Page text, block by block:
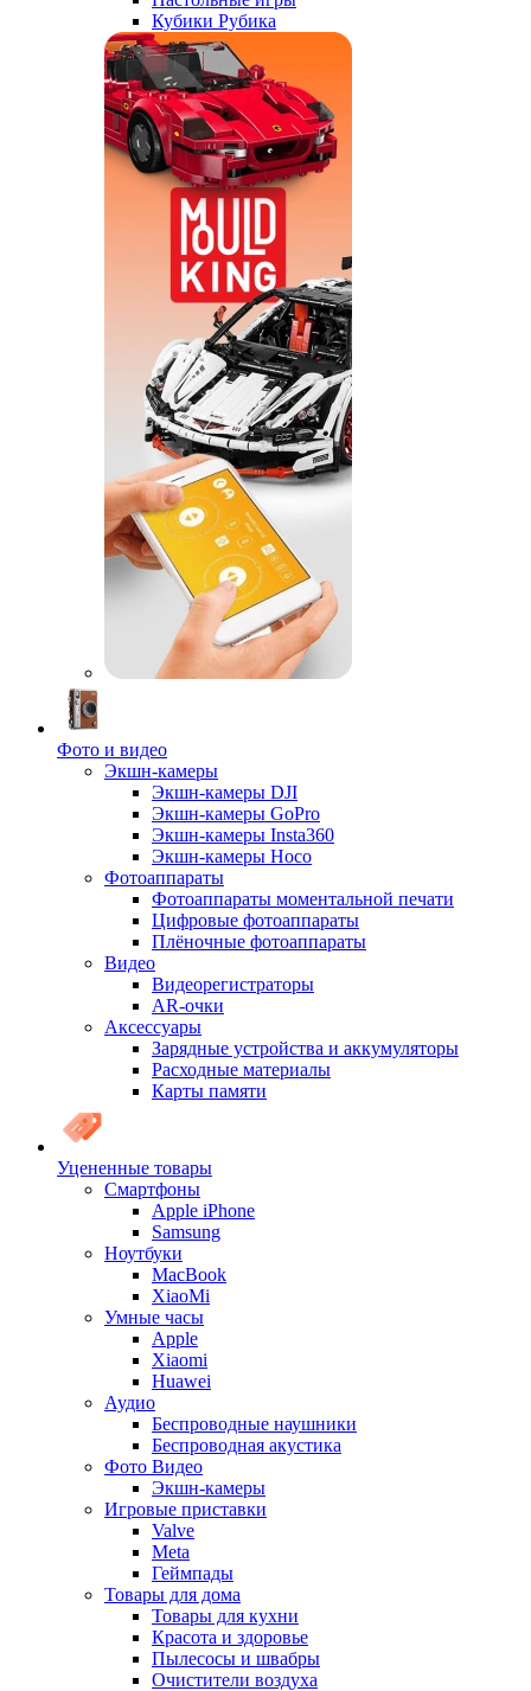
Кубики Рубика
Фото и видео
Экшн-камеры
Экшн-камеры DJI
Экшн-камеры GoPro
Экшн-камеры Insta360
Экшн-камеры Hoco
Фотоаппараты
Фотоаппараты моментальной печати
Цифровые фотоаппараты
Плёночные фотоаппараты
Видео
Видеорегистраторы
AR-очки
Аксессуары
Зарядные устройства и аккумуляторы
Расходные материалы
Карты памяти
Уцененные товары
Cмартфоны
Apple iPhone
Samsung
Ноутбуки
MacBook
XiaoMi
Умные часы
Apple
Xiaomi
Huawei
Аудио
Беспроводные наушники
Беспроводная акустика
Фото Видео
Экшн-камеры
Игровые приставки
Valve
Meta
Геймпады
Товары для дома
Товары для кухни
Красота и здоровье
Пылесосы и швабры
Очистители воздуха